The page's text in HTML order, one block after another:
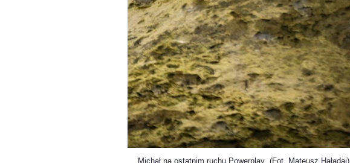
Michał na ostatnim ruchu Powerplay (Fot. Mateusz Haładaj)